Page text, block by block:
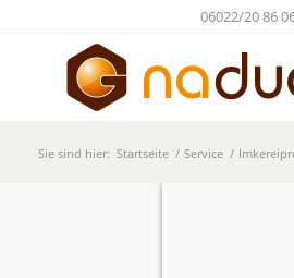
06022/20 86
Sie sind hier: Startseite / Service /